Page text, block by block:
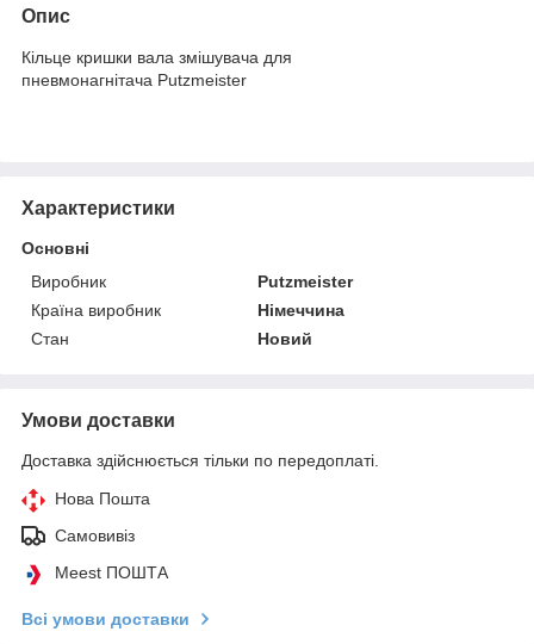
Опис
Кільце кришки вала змішувача для
пневмонагнітача Putzmeister
Характеристики
Основні
Виробник
Putzmeister
Країна виробник
Німеччина
Стан
Новий
Умови доставки
Доставка здійснюється тільки по передоплаті.
Нова Пошта
Самовивіз
Meest ПОШТА
Всі умови доставки